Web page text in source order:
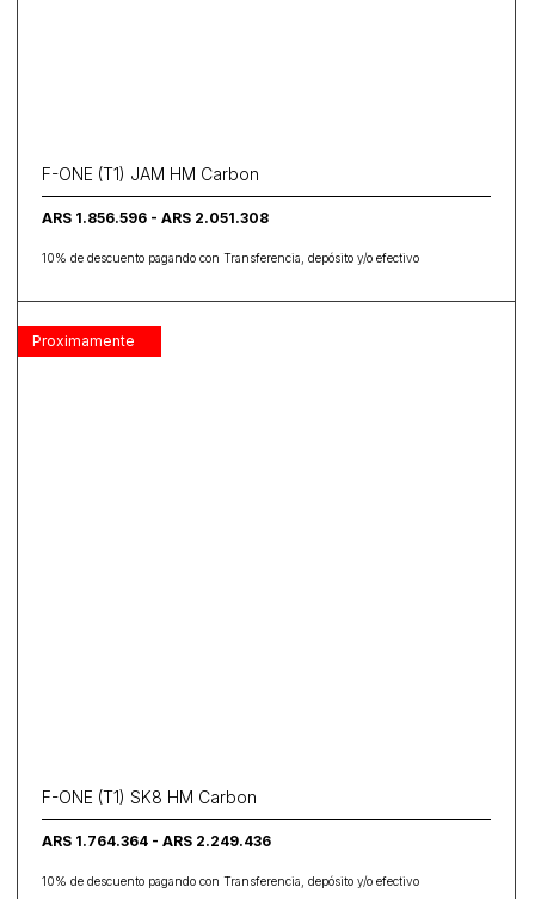
F-ONE (T1) JAM HM Carbon
ARS 1.856.596 - ARS 2.051.308
10% de descuento pagando con Transferencia, depósito y/o efectivo
Proximamente
F-ONE (T1) SK8 HM Carbon
ARS 1.764.364 - ARS 2.249.436
10% de descuento pagando con Transferencia, depósito y/o efectivo